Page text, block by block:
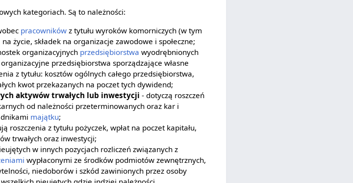
kategoriach. Są to należności:
pracownikówz tytułu wyroków komorniczych (w tym
życie, składek na organizacje zawodowe i społeczne;
organizacyjnych przedsiębiorstwa wyodrębnionych
przedsiębiorstwa sporządzające własne
z tytułu: kosztów ogólnych całego przedsiębiorstwa,
kwot przekazanych na poczet tych dywidend;
aktywów trwałych lub inwestycji - dotyczą roszczeń
od należności przeterminowanych oraz kar i
majątku;
roszczenia z tytułu pożyczek, wpłat na poczet kapitału,
trwałych oraz inwestycji;
w innych pozycjach rozliczeń związanych z
wypłaconymi ze środków podmiotów zewnętrznych,
niedoborów i szkód zawinionych przez osoby